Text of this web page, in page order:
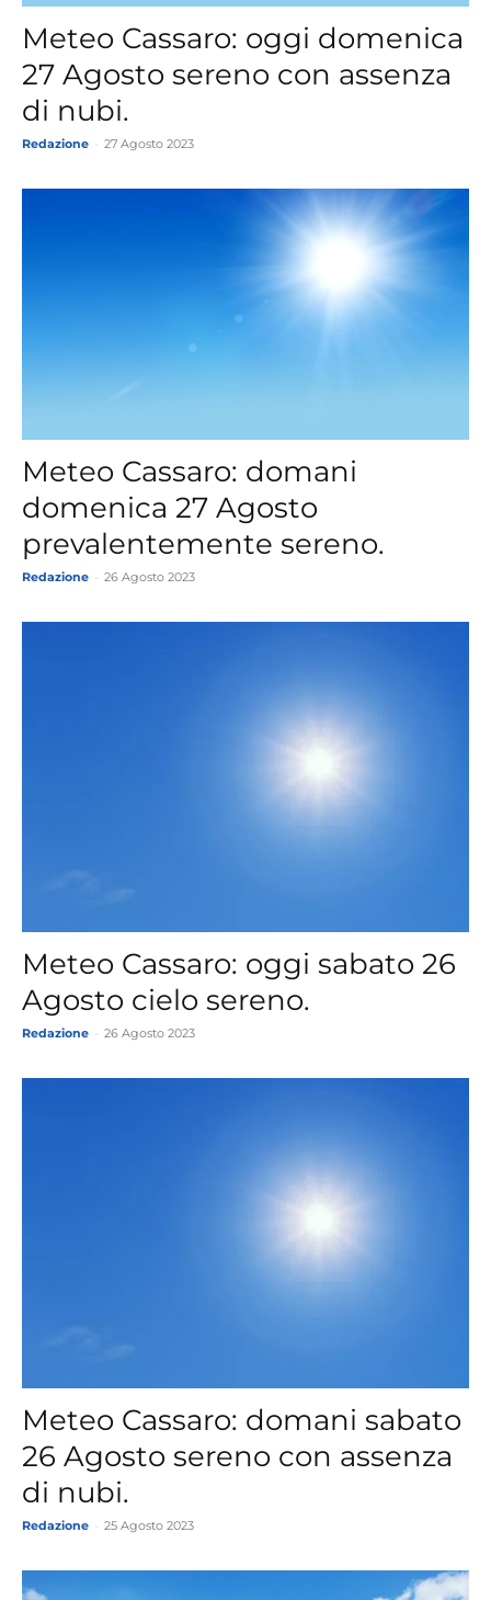
Meteo Cassaro: oggi domenica
27 Agosto sereno con assenza
di nubi.
Redazione 27 Agosto 2023
Meteo Cassaro: domani
domenica 27 Agosto
prevalentemente sereno.
Redazione 26 Agosto 2023
Meteo Cassaro: oggi sabato 26
Agosto cielo sereno.
Redazione 26 Agosto 2023
Meteo Cassaro: domani sabato
26 Agosto sereno con assenza
di nubi.
Redazione 25 Agosto 2023